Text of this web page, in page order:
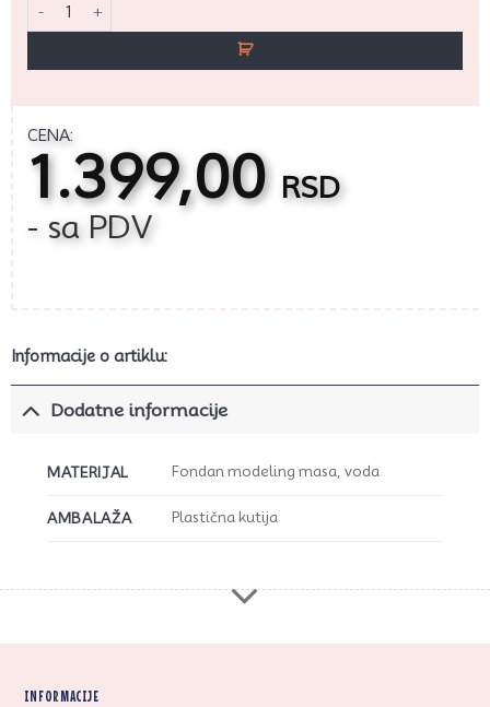
CENA:
1.399,00 RSD
- sa PDV
Informacije o artiklu:
Dodatne informacije
MATERIJAL Fondan modeling masa, voda
AMBALAŽA Plastična kutija
INFORMACIJE